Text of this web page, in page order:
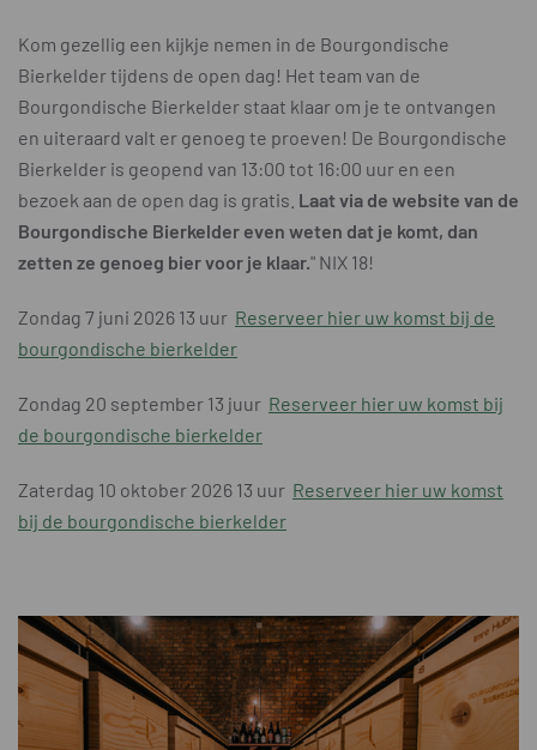
Kom gezellig een kijkje nemen in de Bourgondische
Bierkelder tijdens de open dag! Het team van de
Bourgondische Bierkelder staat klaar om je te ontvangen
en uiteraard valt er genoeg te proeven! De Bourgondische
Bierkelder is geopend van 13:00 tot 16:00 uur en een
bezoek aan de open dag is gratis. Laat via de website van de
Bourgondische Bierkelder even weten dat je komt, dan
zetten ze genoeg bier voor je klaar." NIX 18!
Zondag 7 juni 2026 13 uur Reserveer hier uw komst bij de
bourgondische bierkelder
Zondag 20 september 13 juur Reserveer hier uw komst bij
de bourgondische bierkelder
Zaterdag 10 oktober 2026 13 uur Reserveer hier uw komst
bij de bourgondische bierkelder